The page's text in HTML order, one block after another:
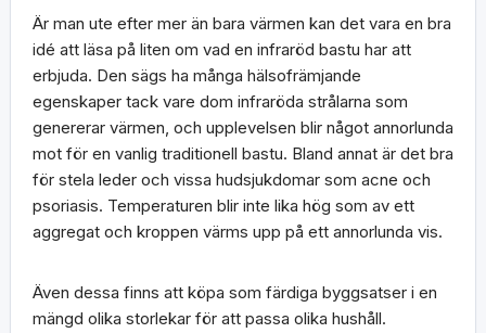
Är man ute efter mer än bara värmen kan det vara en bra
idé att läsa på liten om vad en infraröd bastu har att
erbjuda. Den sägs ha många hälsofrämjande
egenskaper tack vare dom infraröda strålarna som
genererar värmen, och upplevelsen blir något annorlunda
mot för en vanlig traditionell bastu. Bland annat är det bra
för stela leder och vissa hudsjukdomar som acne och
psoriasis. Temperaturen blir inte lika hög som av ett
aggregat och kroppen värms upp på ett annorlunda vis.
Även dessa finns att köpa som färdiga byggsatser i en
mängd olika storlekar för att passa olika hushåll.